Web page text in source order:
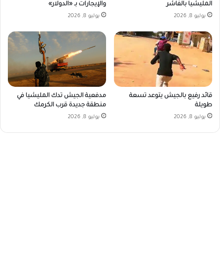
المليشيا بالفاشر
يوليو 8, 2026
والإيجارات بـ «الدولار»
يوليو 8, 2026
قائد رفيع بالجيش يتوعد تسعة
طويلة
يوليو 8, 2026
مدفعية الجيش تدك المليشيا في
منطقة جديدة قرب الكرمك
يوليو 8, 2026